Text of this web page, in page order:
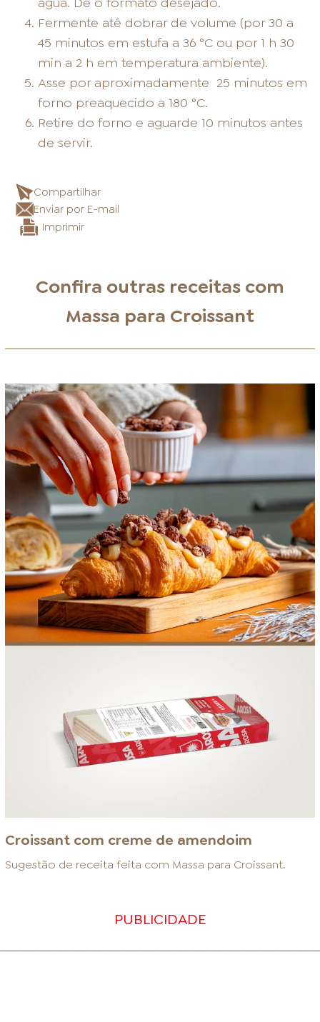
Fermente até dobrar de volume (por 30 a
45 minutos em estufa a 36 °C ou por 1 h 30
min a 2 h em temperatura ambiente).
Asse por aproximadamente 25 minutos em
forno preaquecido a 180 °C.
Retire do forno e aguarde 10 minutos antes
de servir.
Compartilhar
Enviar por E-mail
Imprimir
Confira outras receitas com
Massa para Croissant
Croissant com creme de amendoim
Sugestão de receita feita com Massa para Croissant.
PUBLICIDADE